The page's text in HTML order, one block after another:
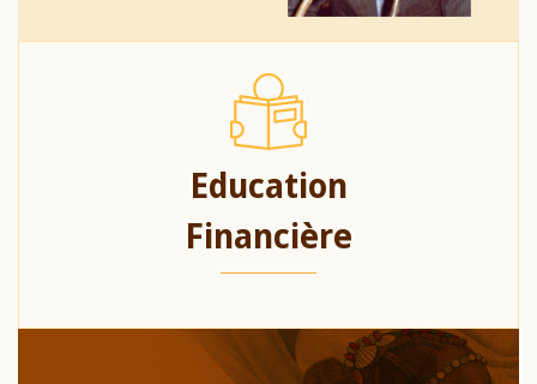
Education
Financière